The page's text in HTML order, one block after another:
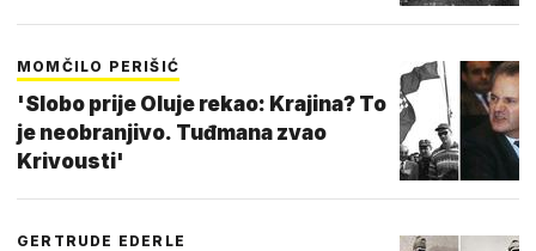
MOMČILO PERIŠIĆ
'Slobo prije Oluje rekao: Krajina? To
je neobranjivo. Tuđmana zvao
Krivousti'
GERTRUDE EDERLE